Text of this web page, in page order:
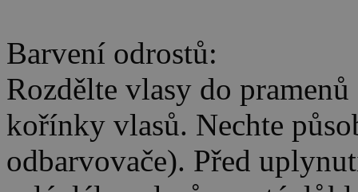
Barvení odrostů:
Rozdělte vlasy do
kořínky vlasů. Nechte
odbarvovače). Před